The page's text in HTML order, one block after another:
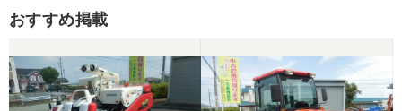
この度はお世話になりました。また、機会があれば
よろしくお願いします。
おすすめ掲載